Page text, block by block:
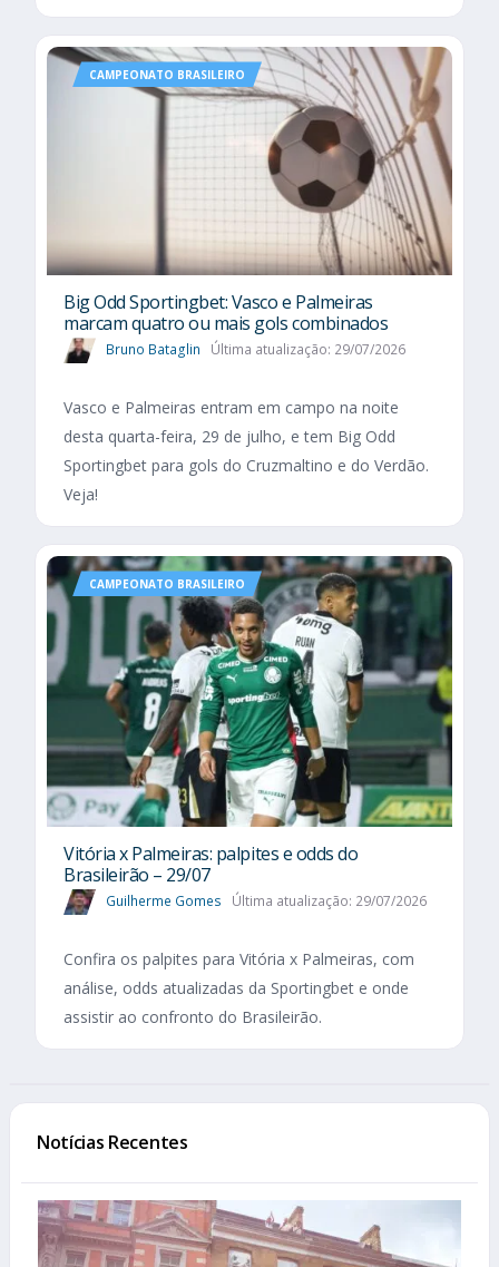
CAMPEONATO BRASILEIRO
Big Odd Sportingbet: Vasco e Palmeiras
marcam quatro ou mais gols combinados
Bruno Bataglin Última atualização: 29/07/2026
Vasco e Palmeiras entram em campo na noite
desta quarta-feira, 29 de julho, e tem Big Odd
Sportingbet para gols do Cruzmaltino e do Verdão.
Veja!
CAMPEONATO BRASILEIRO
Vitória x Palmeiras: palpites e odds do
Brasileirão – 29/07
Guilherme Gomes Última atualização: 29/07/2026
Confira os palpites para Vitória x Palmeiras, com
análise, odds atualizadas da Sportingbet e onde
assistir ao confronto do Brasileirão.
Notícias Recentes